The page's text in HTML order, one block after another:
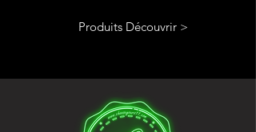
Produits Découvrir >